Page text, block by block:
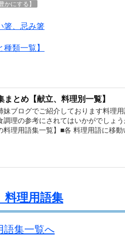
かにする】
箸、忌み箸
種類一覧】
まとめ【献立、料理別一覧】
妹ブログでご紹介しております料理
調理の参考にされてはいかがでしょ
理用語集一覧】■各 料理用語に移動
料理用語集
語集一覧へ